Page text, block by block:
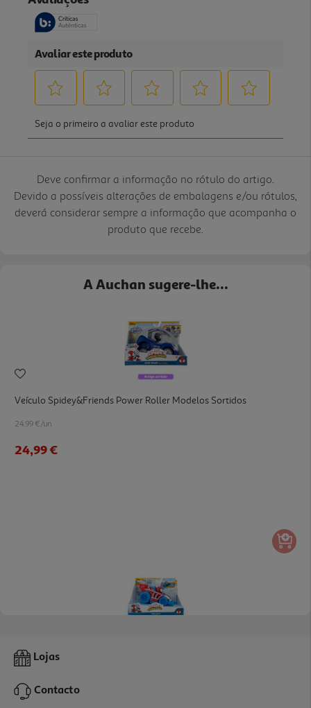
Deve confirmar a informação no rótulo do artigo.
Devido a possíveis alterações de embalagens e/ou rótulos,
deverá considerar sempre a informação que acompanha o
produto que recebe.
A Auchan sugere-lhe...
Veículo Spidey&friends Power Roller Modelos Sortidos
24.99 €/un
24,99 €
Veículo Webbed Spidey&friends Wheelies Cores Sortidas
24,99 €
Lojas
Contacto